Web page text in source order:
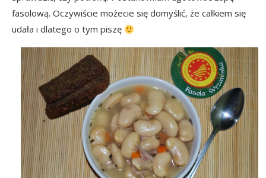
fasolową. Oczywiście możecie się domyślić, że całkiem się
udała i dlatego o tym piszę